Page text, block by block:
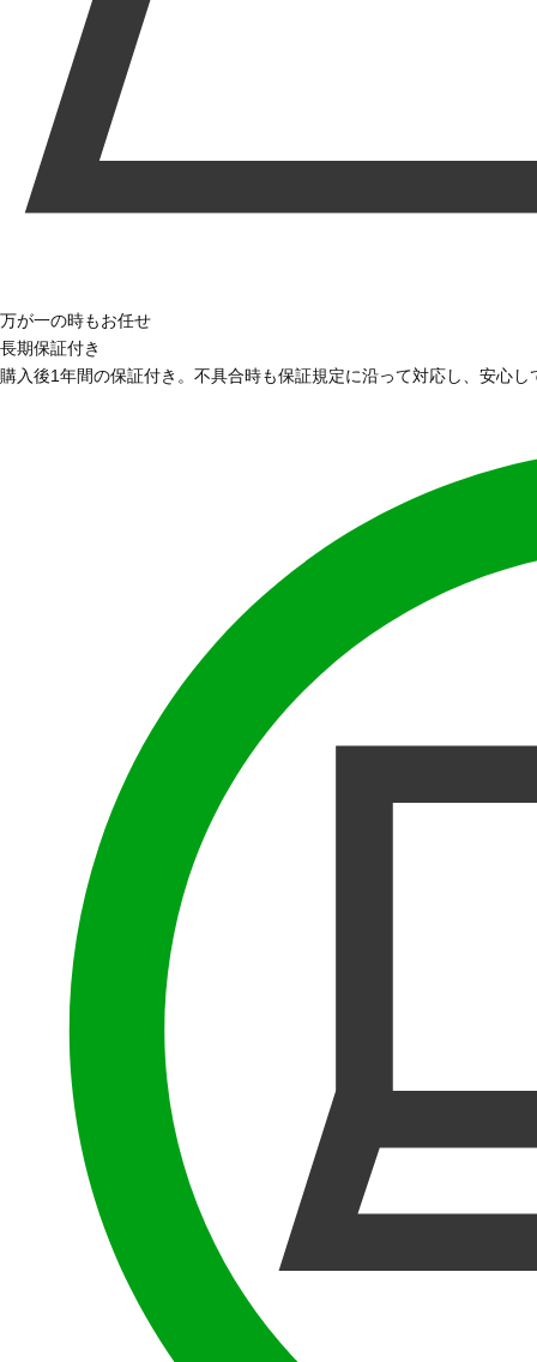
万が一の時もお任せ
長期保証付き
購入後1年間の保証付き。不具合時も保証規定に沿って対応し、安心